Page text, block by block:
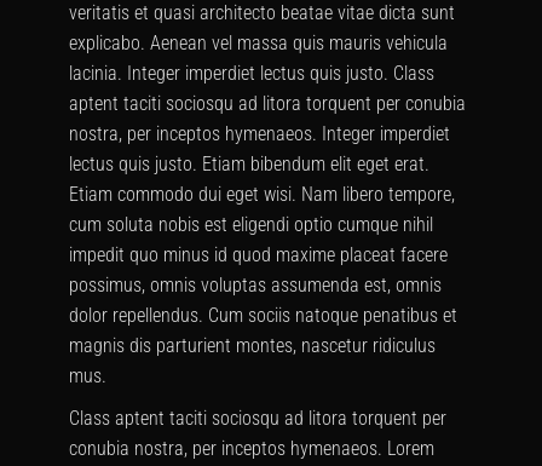
veritatis et quasi architecto beatae vitae dicta sunt
explicabo. Aenean vel massa quis mauris vehicula
lacinia. Integer imperdiet lectus quis justo. Class
aptent taciti sociosqu ad litora torquent per conubia
nostra, per inceptos hymenaeos. Integer imperdiet
lectus quis justo. Etiam bibendum elit eget erat.
Etiam commodo dui eget wisi. Nam libero tempore,
cum soluta nobis est eligendi optio cumque nihil
impedit quo minus id quod maxime placeat facere
possimus, omnis voluptas assumenda est, omnis
dolor repellendus. Cum sociis natoque penatibus et
magnis dis parturient montes, nascetur ridiculus
mus.
Class aptent taciti sociosqu ad litora torquent per
conubia nostra, per inceptos hymenaeos. Lorem